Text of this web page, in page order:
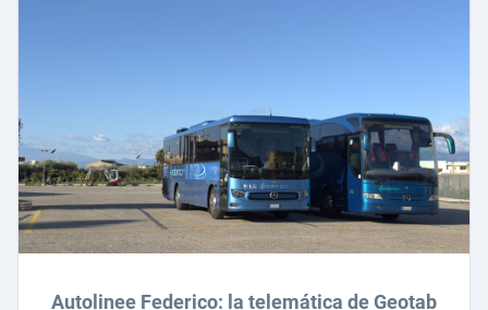
Autolinee Federico: la telemática de Geotab